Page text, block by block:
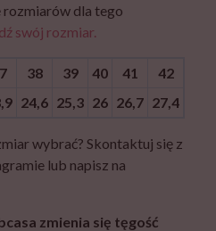
rozmiarów dla tego
swój rozmiar.
38 39 40 41
42
24,6 25,3 26 26,7 27,4
wybrać? Skontaktuj się z
lub napisz na
zmienia się tęgość